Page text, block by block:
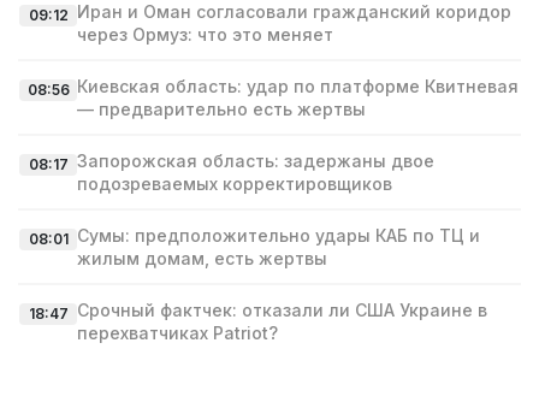
09:12 Иран и Оман согласовали гражданский коридор
через Ормуз: что это меняет
08:56 Киевская область: удар по платформе Квитневая
— предварительно есть жертвы
08:17 Запорожская область: задержаны двое
подозреваемых корректировщиков
08:01 Сумы: предположительно удары КАБ по ТЦ и
жилым домам, есть жертвы
18:47 Срочный фактчек: отказали ли США Украине в
перехватчиках Patriot?